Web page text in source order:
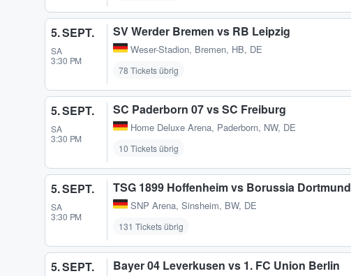
5. SEPT.
SA
3:30 PM
SV Werder Bremen vs RB Leipzig
Weser-Stadion, Bremen, HB, DE
78 Tickets übrig
5. SEPT.
SA
3:30 PM
SC Paderborn 07 vs SC Freiburg
Home Deluxe Arena, Paderborn, NW, DE
10 Tickets übrig
5. SEPT.
SA
3:30 PM
TSG 1899 Hoffenheim vs Borussia Dortmund
SNP Arena, Sinsheim, BW, DE
131 Tickets übrig
5. SEPT. Bayer 04 Leverkusen vs 1. FC Union Berlin